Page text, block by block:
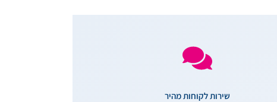
שירות לקוחות מהיר